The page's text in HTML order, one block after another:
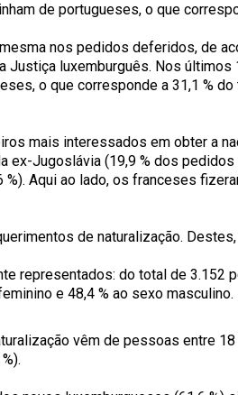
de portugueses, o que
nos pedidos deferidos, de
luxemburguês. Nos últimos
o que corresponde a 31,1 %
mais interessados em obter a
ex-Jugoslávia (19,9 % dos
%). Aqui ao lado, os franceses
de naturalização.
representados: do total de 3.152
e 48,4 % ao sexo masculino.
vêm de pessoas entre